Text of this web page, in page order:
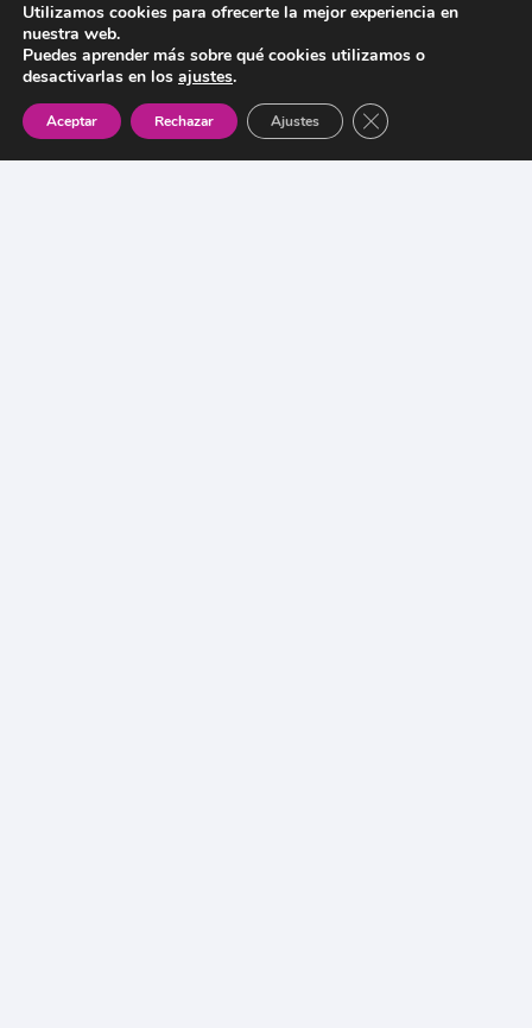
Utilizamos cookies para ofrecerte la mejor experiencia en
nuestra web.
Puedes aprender más sobre qué cookies utilizamos o
desactivarlas en los ajustes.
Aceptar Rechazar Ajustes Cerrar el banner de